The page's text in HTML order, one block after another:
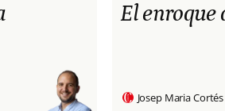
El enroque
Josep Maria Cortés